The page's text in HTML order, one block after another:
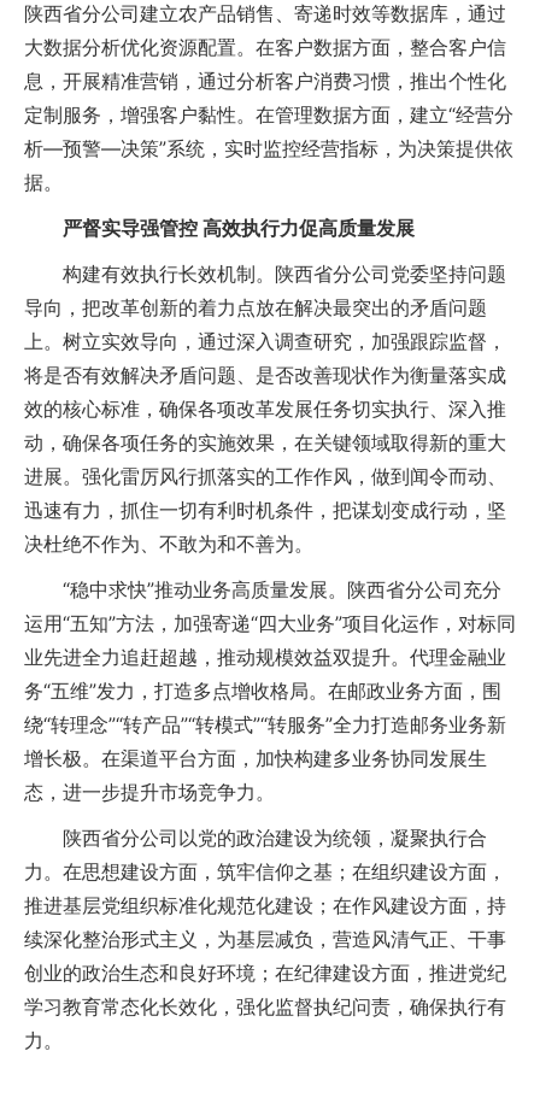
陕西省分公司建立农产品销售、寄递时效等数据库，通过
大数据分析优化资源配置。在客户数据方面，整合客户信
息，开展精准营销，通过分析客户消费习惯，推出个性化
定制服务，增强客户黏性。在管理数据方面，建立“经营分
析—预警—决策”系统，实时监控经营指标，为决策提供依
据。
严督实导强管控 高效执行力促高质量发展
构建有效执行长效机制。陕西省分公司党委坚持问题
导向，把改革创新的着力点放在解决最突出的矛盾问题
上。树立实效导向，通过深入调查研究，加强跟踪监督，
将是否有效解决矛盾问题、是否改善现状作为衡量落实成
效的核心标准，确保各项改革发展任务切实执行、深入推
动，确保各项任务的实施效果，在关键领域取得新的重大
进展。强化雷厉风行抓落实的工作作风，做到闻令而动、
迅速有力，抓住一切有利时机条件，把谋划变成行动，坚
决杜绝不作为、不敢为和不善为。
“稳中求快”推动业务高质量发展。陕西省分公司充分
运用“五知”方法，加强寄递“四大业务”项目化运作，对标同
业先进全力追赶超越，推动规模效益双提升。代理金融业
务“五维”发力，打造多点增收格局。在邮政业务方面，围
绕“转理念”“转产品”“转模式”“转服务”全力打造邮务业务新
增长极。在渠道平台方面，加快构建多业务协同发展生
态，进一步提升市场竞争力。
陕西省分公司以党的政治建设为统领，凝聚执行合
力。在思想建设方面，筑牢信仰之基；在组织建设方面，
推进基层党组织标准化规范化建设；在作风建设方面，持
续深化整治形式主义，为基层减负，营造风清气正、干事
创业的政治生态和良好环境；在纪律建设方面，推进党纪
学习教育常态化长效化，强化监督执纪问责，确保执行有
力。